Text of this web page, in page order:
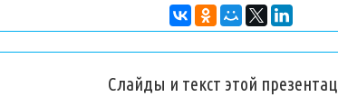
Слайды и текст этой